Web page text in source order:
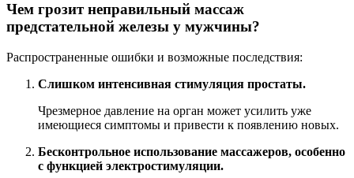
Чем грозит неправильный массаж
предстательной железы у мужчины?
Распространенные ошибки и возможные последствия:
Слишком интенсивная стимуляция простаты.
Чрезмерное давление на орган может усилить уже
имеющиеся симптомы и привести к появлению новых.
Бесконтрольное использование массажеров, особенно
с функцией электростимуляции.